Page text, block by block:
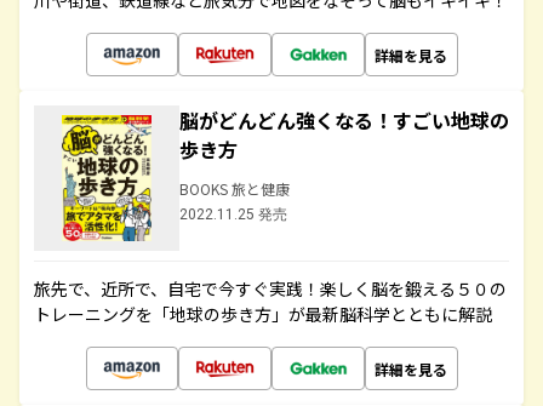
詳細を見る
脳がどんどん強くなる！すごい地球の
歩き方
BOOKS 旅と健康
2022.11.25 発売
旅先で、近所で、自宅で今すぐ実践！楽しく脳を鍛える５０の
トレーニングを「地球の歩き方」が最新脳科学とともに解説
詳細を見る